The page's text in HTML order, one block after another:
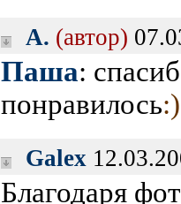
A. (автор)
Паша:
понравилось
Galex
Благодаря